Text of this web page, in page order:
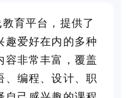
育平台，提供了
趣爱好在内的多种
容非常丰富，覆盖
、编程、设计、职